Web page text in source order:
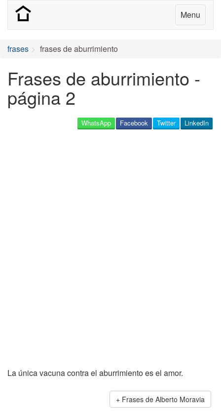
Menu
frases frases de aburrimiento
Frases de aburrimiento -
página 2
LinkedIn
Twitter
Facebook
WhatsApp
La única vacuna contra el aburrimiento es el amor.
Frases de Alberto Moravia